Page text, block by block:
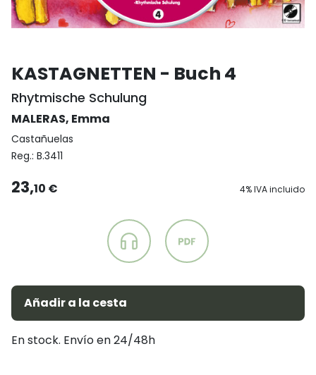
KASTAGNETTEN - Buch 4
Rhytmische Schulung
MALERAS, Emma
Castañuelas
Reg.: B.3411
23,10 € 4% IVA incluido
Añadir a la cesta
En stock. Envío en 24/48h